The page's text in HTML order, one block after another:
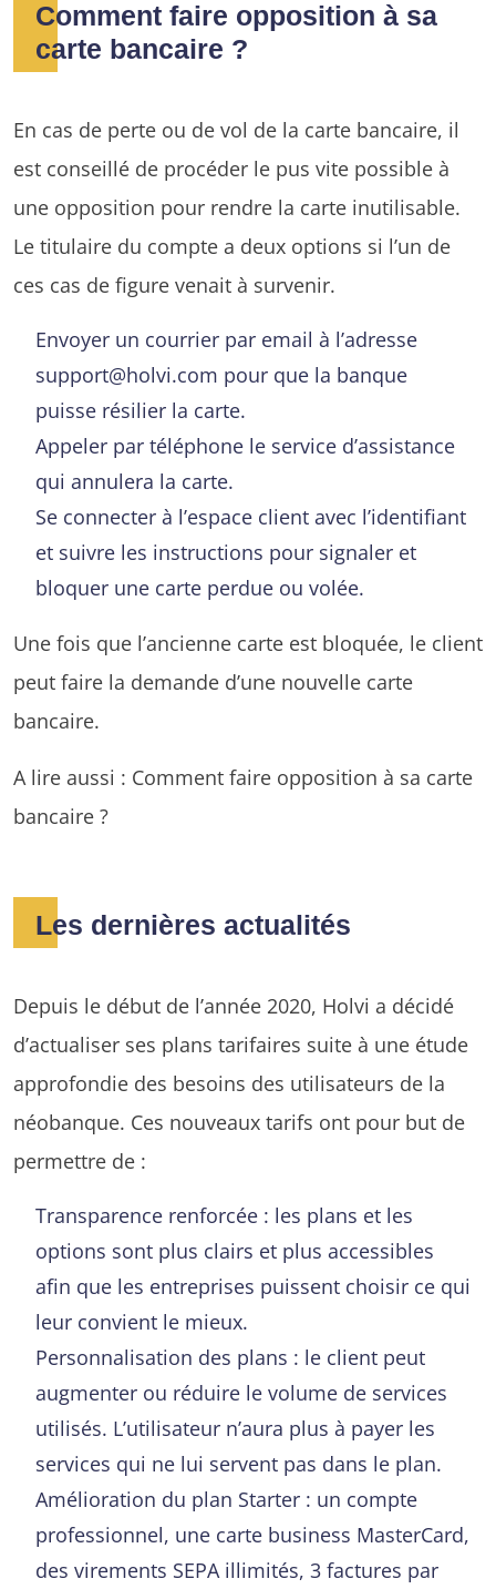
Comment faire opposition à sa
carte bancaire ?
En cas de perte ou de vol de la carte bancaire, il
est conseillé de procéder le pus vite possible à
une opposition pour rendre la carte inutilisable.
Le titulaire du compte a deux options si l’un de
ces cas de figure venait à survenir.
Envoyer un courrier par email à l’adresse
support@holvi.com pour que la banque
puisse résilier la carte.
Appeler par téléphone le service d’assistance
qui annulera la carte.
Se connecter à l’espace client avec l’identifiant
et suivre les instructions pour signaler et
bloquer une carte perdue ou volée.
Une fois que l’ancienne carte est bloquée, le client
peut faire la demande d’une nouvelle carte
bancaire.
A lire aussi : Comment faire opposition à sa carte
bancaire ?
Les dernières actualités
Depuis le début de l’année 2020, Holvi a décidé
d’actualiser ses plans tarifaires suite à une étude
approfondie des besoins des utilisateurs de la
néobanque. Ces nouveaux tarifs ont pour but de
permettre de :
Transparence renforcée : les plans et les
options sont plus clairs et plus accessibles
afin que les entreprises puissent choisir ce qui
leur convient le mieux.
Personnalisation des plans : le client peut
augmenter ou réduire le volume de services
utilisés. L’utilisateur n’aura plus à payer les
services qui ne lui servent pas dans le plan.
Amélioration du plan Starter : un compte
professionnel, une carte business MasterCard,
des virements SEPA illimités, 3 factures par